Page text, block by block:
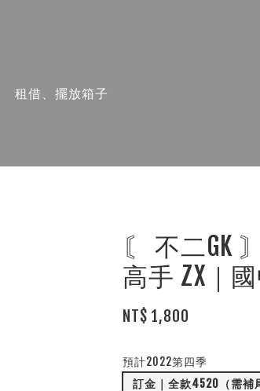
租借、擺放箱子
〘 不二GK
高手 ZX｜
NT$ 1,800
預計2022第四季
訂金｜全款4520（需補